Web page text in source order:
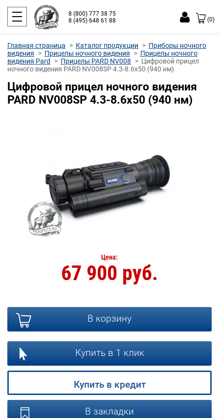
8 (800) 777 38 75
8 (495) 648 61 88
(0)
Главная страница Каталог продукции
Приборы ночного
видения
Прицелы ночного видения
Прицелы ночного
видения Pard
Прицелы PARD NV008
Цифровой прицел
ночного видения PARD NV008SP 4.3-8.6х50 (940 нм)
Цифровой прицел ночного видения
PARD NV008SP 4.3-8.6х50 (940 нм)
Цена:
67 900 руб.
В корзину
Купить в 1 клик
Купить в кредит
В закладки